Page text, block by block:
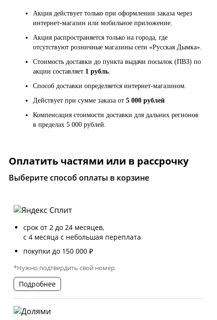
Акция действует только при оформлении заказа через
интернет-магазин или мобильное приложение.
Акция распространяется только на города, где
отсутствуют розничные магазины сети «Русская Дымка».
Стоимость доставки до пункта выдачи посылок (ПВЗ) по
акции составляет 1 рубль
Способ доставки определяется интернет-магазином.
Действует при сумме заказа от 5 000 рублей
Компенсация стоимости доставки для дальних регионов
в пределах 5 000 рублей.
Оплатить частями или в рассрочку
Выберите способ оплаты в корзине
срок от 2 до 24 месяцев,
с 4 месяца с небольшая переплата
покупки до 150 000 ₽
*Нужно подтвердить свой номер
Подробнее